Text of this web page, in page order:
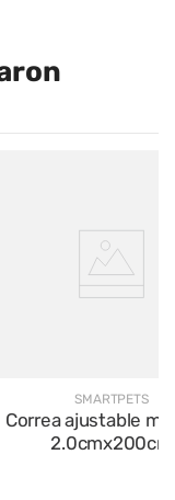
SMARTPETS
Correa ajustable
2.0cmx200cm